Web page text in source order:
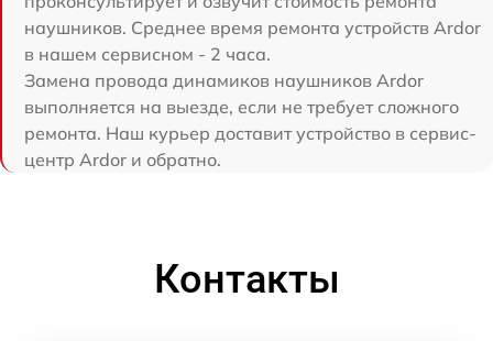
наушников. Среднее время ремонта устройств Ardor
в нашем сервисном - 2 часа.
Замена провода динамиков наушников Ardor
выполняется на выезде, если не требует сложного
ремонта. Наш курьер доставит устройство в сервис-
центр Ardor и обратно.
Контакты